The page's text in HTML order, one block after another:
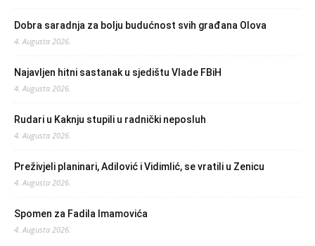
Dobra saradnja za bolju budućnost svih građana Olova
4. Augusta 2026.
Najavljen hitni sastanak u sjedištu Vlade FBiH
4. Augusta 2026.
Rudari u Kaknju stupili u radnički neposluh
4. Augusta 2026.
Preživjeli planinari, Adilović i Vidimlić, se vratili u Zenicu
4. Augusta 2026.
Spomen za Fadila Imamovića
4. Augusta 2026.